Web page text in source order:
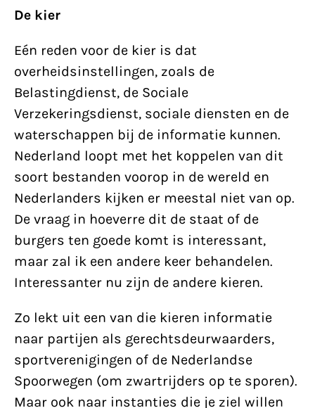
De kier
Eén reden voor de kier is dat
overheidsinstellingen, zoals de
Belastingdienst, de Sociale
Verzekeringsdienst, sociale diensten en de
waterschappen bij de informatie kunnen.
Nederland loopt met het koppelen van dit
soort bestanden voorop in de wereld en
Nederlanders kijken er meestal niet van op.
De vraag in hoeverre dit de staat of de
burgers ten goede komt is interessant,
maar zal ik een andere keer behandelen.
Interessanter nu zijn de andere kieren.
Zo lekt uit een van die kieren informatie
naar partijen als gerechtsdeurwaarders,
sportverenigingen of de Nederlandse
Spoorwegen (om zwartrijders op te sporen).
Maar ook naar instanties die je ziel willen